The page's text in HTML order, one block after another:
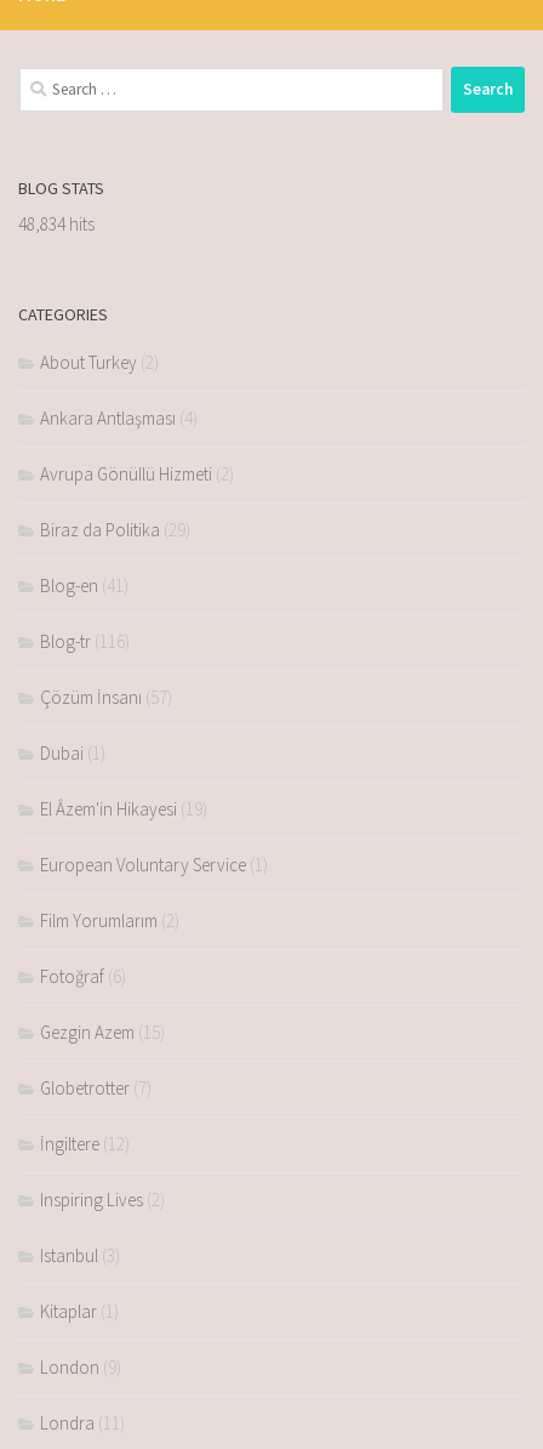
BLOG STATS
48,834 hits
CATEGORIES
About Turkey (2)
Ankara Antlaşması (4)
Avrupa Gönüllü Hizmeti (2)
Biraz da Politika (29)
Blog-en (41)
Blog-tr (116)
Çözüm İnsanı (57)
Dubai (1)
El Âzem'in Hikayesi (19)
European Voluntary Service (1)
Film Yorumlarım (2)
Fotoğraf (6)
Gezgin Azem (15)
Globetrotter (7)
İngiltere (12)
Inspiring Lives (2)
Istanbul (3)
Kitaplar (1)
London (9)
Londra (11)